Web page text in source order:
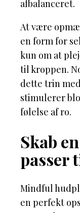
afbalanceret.
At være
en form for
kun om at
til kroppen.
dette trin
stimulerer
følelse af ro.
Skab
passer
Mindful
en perfekt